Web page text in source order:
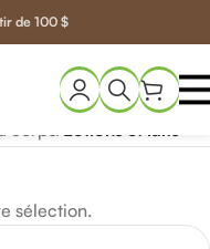
de 100 $
sélection.